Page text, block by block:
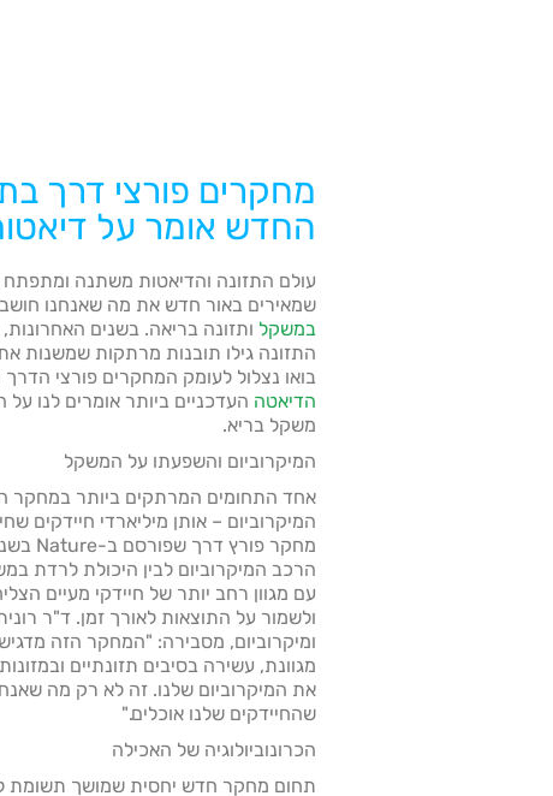
מחקרים פורצי דרך
החדש אומר על
עולם התזונה והדיאטות משתנה
שמאירים באור חדש את מה שאנחנו
במשקל ותזונה בריאה. בשנים
התזונה גילו תובנות מרתקות שמשנות
בואו נצלול לעומק המחקרים פורצי
הדיאטה העדכניים ביותר אומרים לנו
משקל בריא.
המיקרוביום והשפעתו על המשקל
אחד התחומים המרתקים ביותר במחקר
המיקרוביום – אותן מיליארדי חיידקים
הרכב המיקרוביום לבין היכולת לרדת
עם מגוון רחב יותר של חיידקי מעיים
ולשמור על התוצאות לאורך זמן. ד"ר
ומיקרוביום, מסבירה: "המחקר הזה
מגוונת, עשירה בסיבים תזונתיים
את המיקרוביום שלנו. זה לא רק מה
שהחיידקים שלנו אוכלים."
הכרונוביולוגיה של האכילה
תחום מחקר חדש יחסית שמושך תשומת